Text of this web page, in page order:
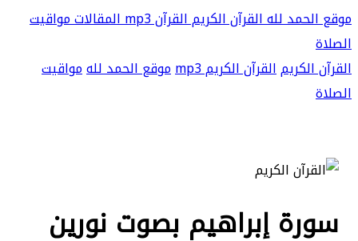
موقع الحمد للهالقرآن الكريمالقرآن mp3 المقالاتمواقيت
الصلاة
القرآن الكريمالقرآن الكريم mp3 موقع الحمد للهمواقيت
الصلاة
سورة إبراهيم بصوت نورين